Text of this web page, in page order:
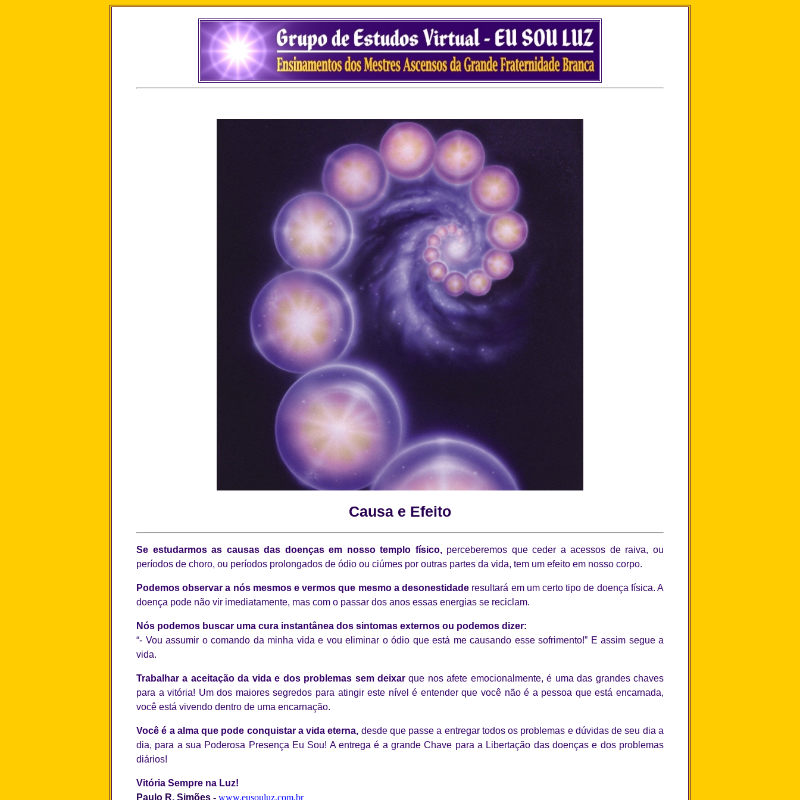
Causa e Efeito
Se estudarmos as causas das doenças em nosso templo físico, perceberemos que ceder a acessos de raiva, ou
períodos de choro, ou períodos prolongados de ódio ou ciúmes por outras partes da vida, tem um efeito em nosso corpo.
Podemos observar a nós mesmos e vermos que mesmo a desonestidade resultará em um certo tipo de doença física. A
doença pode não vir imediatamente, mas com o passar dos anos essas energias se reciclam.
Nós podemos buscar uma cura instantânea dos sintomas externos ou podemos dizer:
“- Vou assumir o comando da minha vida e vou eliminar o ódio que está me causando esse sofrimento!” E assim segue a
vida.
Trabalhar a aceitação da vida e dos problemas sem deixar que nos afete emocionalmente, é uma das grandes chaves
para a vitória! Um dos maiores segredos para atingir este nível é entender que você não é a pessoa que está encarnada,
você está vivendo dentro de uma encarnação.
Você é a alma que pode conquistar a vida eterna, desde que passe a entregar todos os problemas e dúvidas de seu dia a
dia, para a sua Poderosa Presença Eu Sou! A entrega é a grande Chave para a Libertação das doenças e dos problemas
diários!
Vitória Sempre na Luz!
Paulo R. Simões - www.eusouluz.com.br